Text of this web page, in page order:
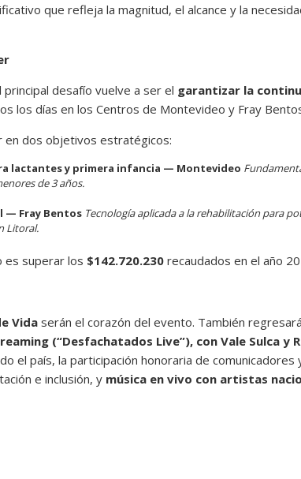
que refleja la magnitud, el alcance y la
desafío vuelve a ser el garantizar la
los días en los Centros de Montevideo y Fray
en dos objetivos estratégicos:
lactantes y primera infancia — Montevideo
de 3 años.
— Fray Bentos Tecnología aplicada a la rehabilitación para
Litoral.
es superar los $142.720.230 recaudados en el año
Vida serán el corazón del evento. También regresará
(“Desfachatados Live”), con Vale Sulca y
el país, la participación honoraria de comunicadores
e inclusión, y música en vivo con artistas